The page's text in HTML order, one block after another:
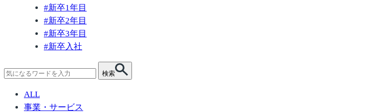
#新卒1年目
#新卒2年目
#新卒3年目
#新卒入社
検
索:
検索
ALL
事業・サービス